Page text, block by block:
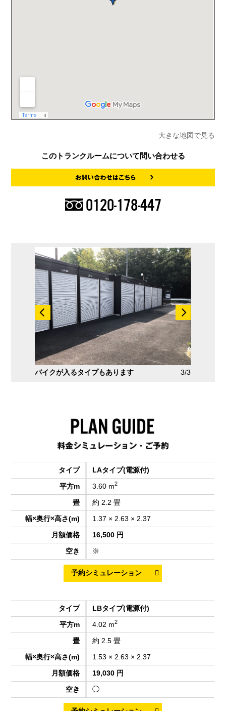
大きな地図で見る
このトランクルームについて問い合わせる
0120-178-447
2/3バイクが入るタイプもあります 3/3外観
LAタイプ(電源付)
3.60 m2
約 2.2 畳
1.37 × 2.63 × 2.37
16,500 円
※
LBタイプ(電源付)
4.02 m2
約 2.5 畳
1.53 × 2.63 × 2.37
19,030 円
◯